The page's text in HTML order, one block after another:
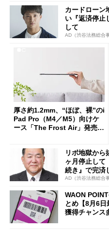
カードローン
い『返済停止
して
AD（渋谷法務総合
厚さ約1.2mm、“ほぼ、裸”のi
Pad Pro（M4／M5）向けケ
ース「The Frost Air」発売
リボ地獄から
ヶ月停止して
続き』で完済
AD（渋谷法務総合
WAON
とめ【8月6
獲得チャンス